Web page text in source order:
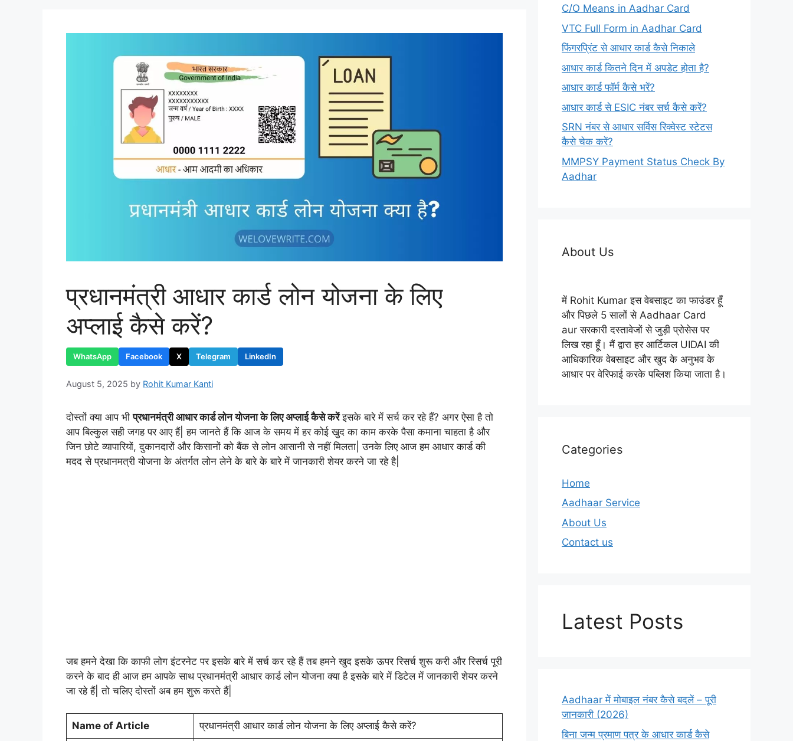
प्रधानमंत्री आधार कार्ड लोन योजना के लिए
अप्लाई कैसे करें?
WhatsApp Facebook X Telegram LinkedIn
August 5, 2025 by Rohit Kumar Kanti
दोस्तों क्या आप भीप्रधानमंत्री आधार कार्ड लोन योजना के लिए अप्लाई कैसे करेंइसके बारे में सर्च कर रहे हैं? अगर ऐसा है तो
आप बिल्कुल सही जगह पर आए हैं| हम जानते हैं कि आज के समय में हर कोई खुद का काम करके पैसा कमाना चाहता है और
जिन छोटे व्यापारियों, दुकानदारों और किसानों को बैंक से लोन आसानी से नहीं मिलता| उनके लिए आज हम आधार कार्ड की
मदद से प्रधानमत्री योजना के अंतर्गत लोन लेने के बारे के बारे में जानकारी शेयर करने जा रहे है|
जब हमने देखा कि काफी लोग इंटरनेट पर इसके बारे में सर्च कर रहे हैं तब हमने खुद इसके ऊपर रिसर्च शुरू करी और रिसर्च पूरी
करने के बाद ही आज हम आपके साथ प्रधानमंत्री आधार कार्ड लोन योजना क्या है इसके बारे में डिटेल में जानकारी शेयर करने
जा रहे हैं| तो चलिए दोस्तों अब हम शुरू करते हैं|
Name of Article प्रधानमंत्री आधार कार्ड लोन योजना के लिए अप्लाई कैसे करें?
C/O Means in Aadhar Card
VTC Full Form in Aadhar Card
फिंगरप्रिंट से आधार कार्ड कैसे निकाले
आधार कार्ड कितने दिन में अपडेट होता है?
आधार कार्ड फॉर्म कैसे भरें?
आधार कार्ड से ESIC नंबर सर्च कैसे करें?
SRN नंबर से आधार सर्विस रिक्वेस्ट स्टेटस
कैसे चेक करें?
MMPSY Payment Status Check By
Aadhar
About Us
में Rohit Kumar इस वेबसाइट का फाउंडर हूँ
और पिछले 5 सालों से Aadhaar Card
aur सरकारी दस्तावेजों से जुड़ी प्रोसेस पर
लिख रहा हूँ। मैं द्वारा हर आर्टिकल UIDAI की
आधिकारिक वेबसाइट और खुद के अनुभव के
आधार पर वेरिफाई करके पब्लिश किया जाता है।
Categories
Home
Aadhaar Service
About Us
Contact us
Latest Posts
Aadhaar में मोबाइल नंबर कैसे बदलें – पूरी
जानकारी (2026)
बिना जन्म प्रमाण पत्र के आधार कार्ड कैसे